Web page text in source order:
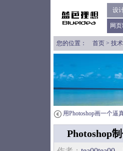
设
网
您的位置： 首页 > 技
用Photoshop画一个逼
Photoshop